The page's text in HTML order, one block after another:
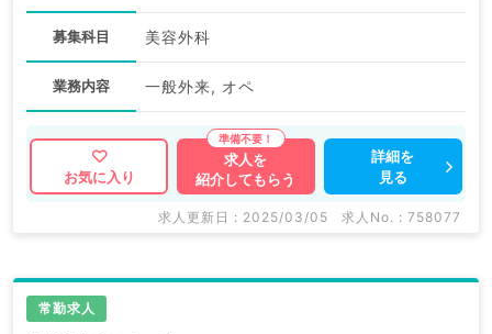
募集科目 美容外科
業務内容 一般外来, オペ
お気に入り
求人を
紹介してもらう
詳細を
見る
求人更新日 : 2025/03/05 求人No. : 758077
常勤求人